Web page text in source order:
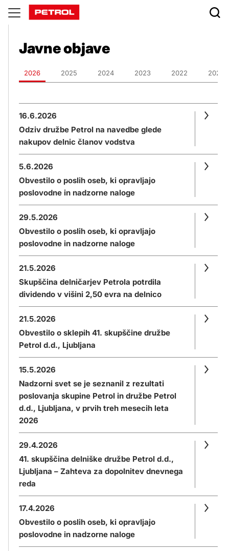
Javne
objave
Javne objave
2026 2025 2024 2023 2022 2021
16.6.2026
Odziv družbe Petrol na navedbe glede
nakupov delnic članov vodstva
5.6.2026
Obvestilo o poslih oseb, ki opravljajo
poslovodne in nadzorne naloge
29.5.2026
Obvestilo o poslih oseb, ki opravljajo
poslovodne in nadzorne naloge
21.5.2026
Skupščina delničarjev Petrola potrdila
dividendo v višini 2,50 evra na delnico
21.5.2026
Obvestilo o sklepih 41. skupščine družbe
Petrol d.d., Ljubljana
15.5.2026
Nadzorni svet se je seznanil z rezultati
poslovanja skupine Petrol in družbe Petrol
d.d., Ljubljana, v prvih treh mesecih leta
2026
29.4.2026
41. skupščina delniške družbe Petrol d.d.,
Ljubljana – Zahteva za dopolnitev dnevnega
reda
17.4.2026
Obvestilo o poslih oseb, ki opravljajo
poslovodne in nadzorne naloge